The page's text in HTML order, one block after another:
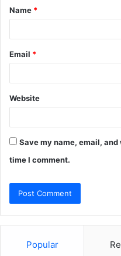
*
Name *
Email *
Website
Save my name, email,
time I comment.
Popular